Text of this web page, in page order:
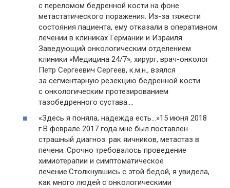
с переломом бедренной кости на фоне
метастатического поражения. Из-за тяжести
состояния пациента, ему отказали в оперативном
лечении в клиниках Германии и Израиля.
Заведующий онкологическим отделением
клиники «Медицина 24/7», хирург, врач-онколог
Петр Сергеевич Сергеев, к.м.н., взялся
за сегментарную резекцию бедренной кости
с онкологическим протезированием
тазобедренного сустава….
«Здесь я поняла, надежда есть…»15 июня 2018
г.В феврале 2017 года мне был поставлен
страшный диагноз: рак яичников, метастаз в
печени. Срочно требовалось проведение
химиотерапии и симптоматическое
лечение.Столкнувшись с этой бедой, я увидела,
как много людей с онкологическими